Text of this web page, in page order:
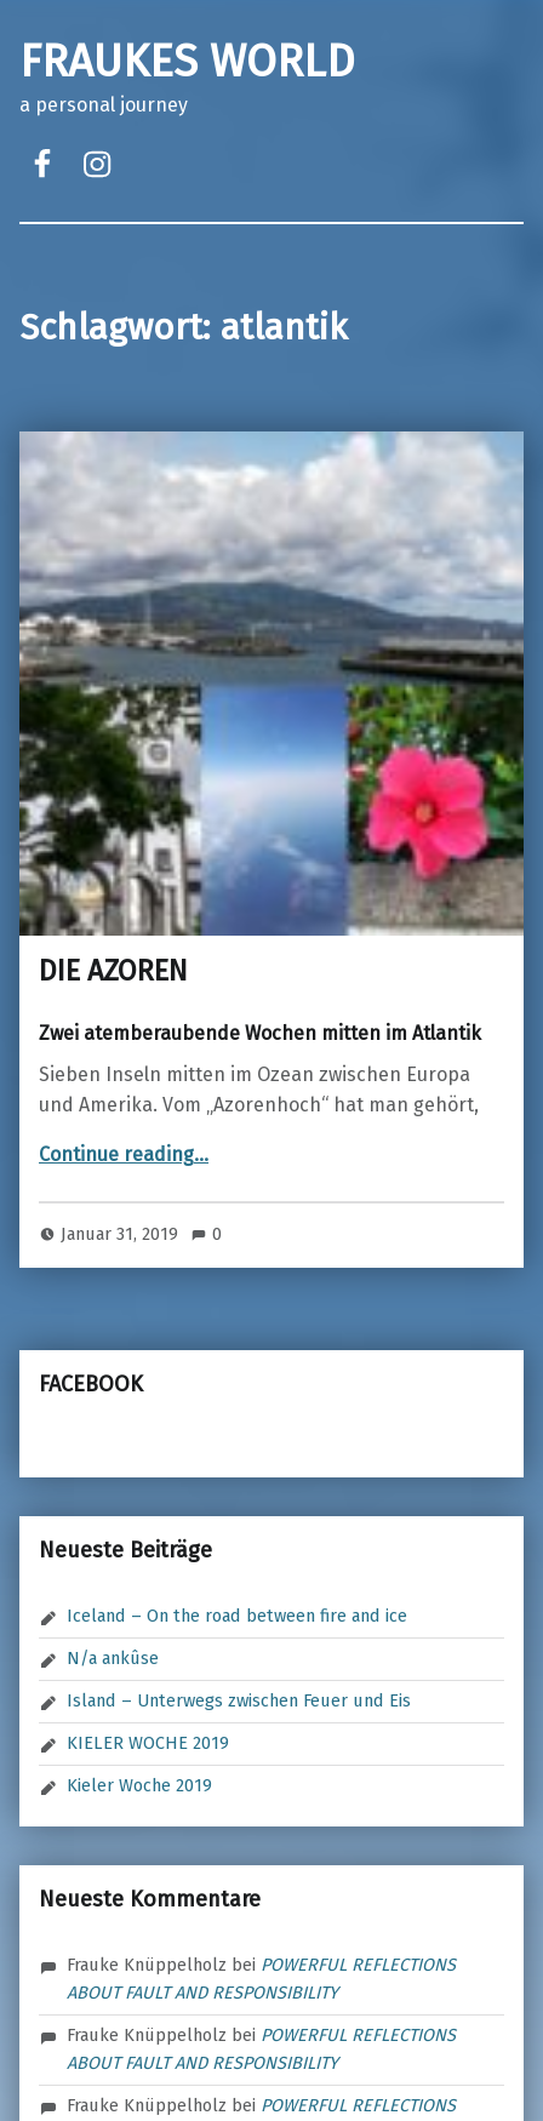
FRAUKES WORLD
a personal journey
Schlagwort: atlantik
DIE AZOREN
Zwei atemberaubende Wochen mitten im Atlantik
Sieben Inseln mitten im Ozean zwischen Europa
und Amerika. Vom „Azorenhoch“ hat man gehört,
Continue reading…
Januar 31, 2019 0
FACEBOOK
Neueste Beiträge
Iceland – On the road between fire and ice
N/a ankûse
Island – Unterwegs zwischen Feuer und Eis
KIELER WOCHE 2019
Kieler Woche 2019
Neueste Kommentare
Frauke Knüppelholz bei POWERFUL REFLECTIONS
ABOUT FAULT AND RESPONSIBILITY
Frauke Knüppelholz bei POWERFUL REFLECTIONS
ABOUT FAULT AND RESPONSIBILITY
Frauke Knüppelholz bei POWERFUL REFLECTIONS